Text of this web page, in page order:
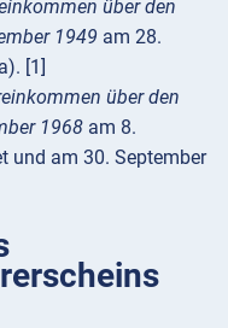
über den
1949 am 28.
[1]
über den
1968 am 8.
und am 30. September